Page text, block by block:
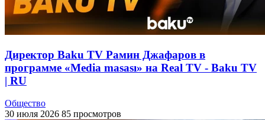
Директор Baku TV Рамин Джафаров в
программе «Media masası» на Real TV - Baku TV
| RU
Общество
30 июля 2026 85 просмотров